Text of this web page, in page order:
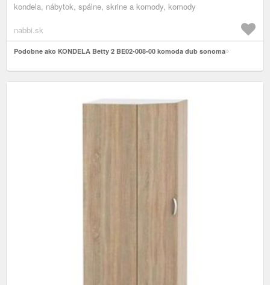
kondela, nábytok, spálne, skrine a komody, komody
nabbi.sk
Podobne ako KONDELA Betty 2 BE02-008-00 komoda dub sonoma